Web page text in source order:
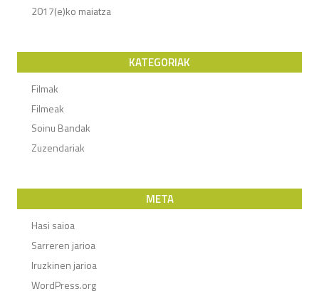
2017(e)ko maiatza
KATEGORIAK
Filmak
Filmeak
Soinu Bandak
Zuzendariak
META
Hasi saioa
Sarreren jarioa
Iruzkinen jarioa
WordPress.org